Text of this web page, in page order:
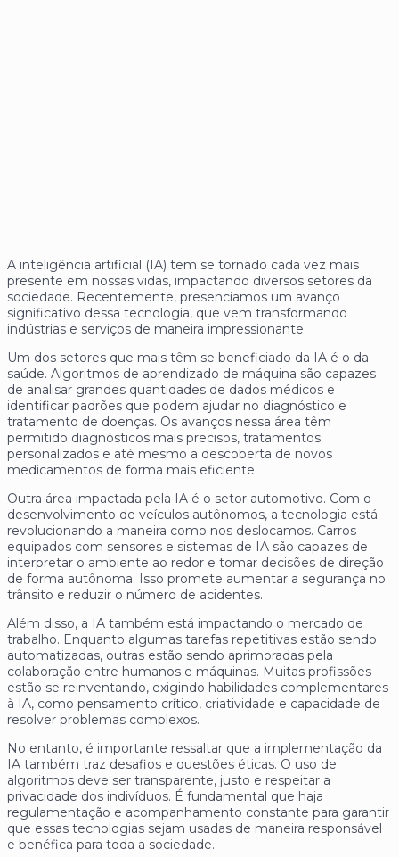
A inteligência artificial (IA) tem se tornado cada vez mais
presente em nossas vidas, impactando diversos setores da
sociedade. Recentemente, presenciamos um avanço
significativo dessa tecnologia, que vem transformando
indústrias e serviços de maneira impressionante.
Um dos setores que mais têm se beneficiado da IA é o da
saúde. Algoritmos de aprendizado de máquina são capazes
de analisar grandes quantidades de dados médicos e
identificar padrões que podem ajudar no diagnóstico e
tratamento de doenças. Os avanços nessa área têm
permitido diagnósticos mais precisos, tratamentos
personalizados e até mesmo a descoberta de novos
medicamentos de forma mais eficiente.
Outra área impactada pela IA é o setor automotivo. Com o
desenvolvimento de veículos autônomos, a tecnologia está
revolucionando a maneira como nos deslocamos. Carros
equipados com sensores e sistemas de IA são capazes de
interpretar o ambiente ao redor e tomar decisões de direção
de forma autônoma. Isso promete aumentar a segurança no
trânsito e reduzir o número de acidentes.
Além disso, a IA também está impactando o mercado de
trabalho. Enquanto algumas tarefas repetitivas estão sendo
automatizadas, outras estão sendo aprimoradas pela
colaboração entre humanos e máquinas. Muitas profissões
estão se reinventando, exigindo habilidades complementares
à IA, como pensamento crítico, criatividade e capacidade de
resolver problemas complexos.
No entanto, é importante ressaltar que a implementação da
IA também traz desafios e questões éticas. O uso de
algoritmos deve ser transparente, justo e respeitar a
privacidade dos indivíduos. É fundamental que haja
regulamentação e acompanhamento constante para garantir
que essas tecnologias sejam usadas de maneira responsável
e benéfica para toda a sociedade.